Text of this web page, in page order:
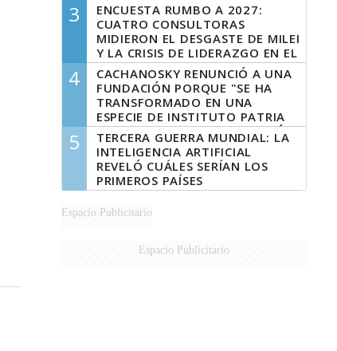
3
ENCUESTA RUMBO A 2027:
CUATRO CONSULTORAS
MIDIERON EL DESGASTE DE MILEI
Y LA CRISIS DE LIDERAZGO EN EL
PERONISMO
4
CACHANOSKY RENUNCIÓ A UNA
FUNDACIÓN PORQUE "SE HA
TRANSFORMADO EN UNA
ESPECIE DE INSTITUTO PATRIA
INCONDICIONAL DE LA GESTIÓN
DE MILEI"
5
TERCERA GUERRA MUNDIAL: LA
INTELIGENCIA ARTIFICIAL
REVELÓ CUÁLES SERÍAN LOS
PRIMEROS PAÍSES
LATINOAMERICANOS EN SER
DERROTADOS
Espacio Publicitario
Espacio Publicitario